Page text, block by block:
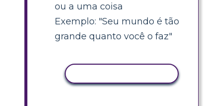
ou a uma coisa
Exemplo: "Seu mundo é tão
grande quanto você o faz"